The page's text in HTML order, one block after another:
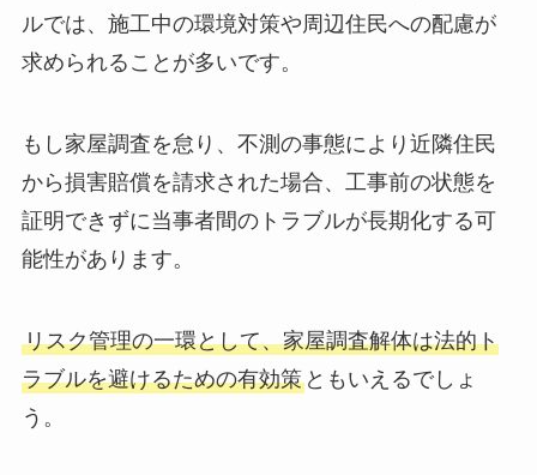
ルでは、施工中の環境対策や周辺住民への配慮が
求められることが多いです。
もし家屋調査を怠り、不測の事態により近隣住民
から損害賠償を請求された場合、工事前の状態を
証明できずに当事者間のトラブルが長期化する可
能性があります。
リスク管理の一環として、家屋調査解体は法的ト
ラブルを避けるための有効策ともいえるでしょ
う。